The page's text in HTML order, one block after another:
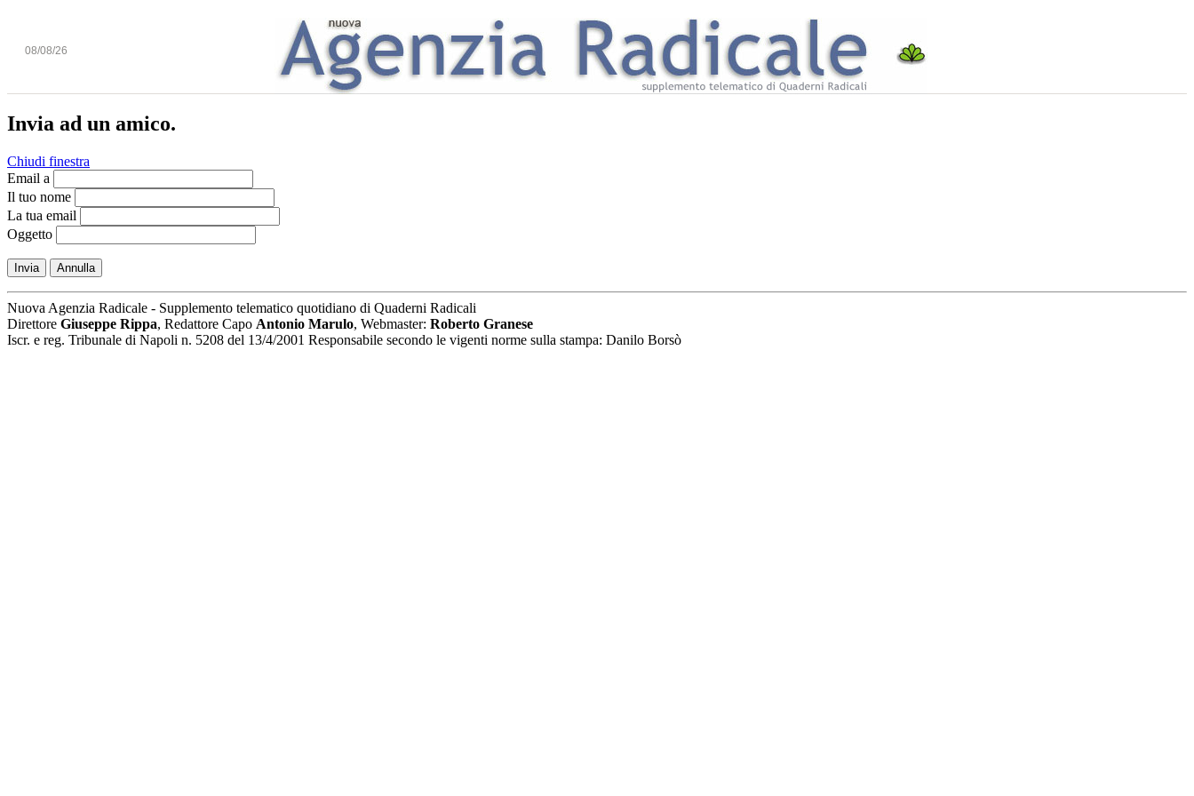
08/08/26
Invia ad un amico.
Chiudi finestra
Email a
Il tuo nome
La tua email
Oggetto
Invia Annulla
Nuova Agenzia Radicale - Supplemento telematico quotidiano di Quaderni Radicali
Direttore Giuseppe Rippa, Redattore Capo Antonio Marulo, Webmaster: Roberto Granese
Iscr. e reg. Tribunale di Napoli n. 5208 del 13/4/2001 Responsabile secondo le vigenti norme sulla stampa: Danilo Borsò